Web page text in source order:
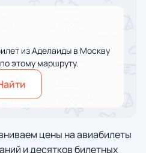
из Аделаиды в Москву
этому маршруту.
цены на авиабилеты
и десятков билетных